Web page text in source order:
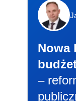
Nowa
–